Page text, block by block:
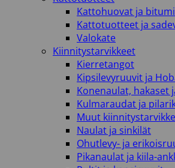
Kattohuovat ja
Kattotuotteet ja
Valokate
Kiinnitystarvikkeet
Kierretangot
Kipsilevyruuvit ja
Konenaulat, hakaset
Kulmaraudat ja
Muut
Naulat ja sinkilät
Ohutlevy- ja
Pikanaulat ja kiila-